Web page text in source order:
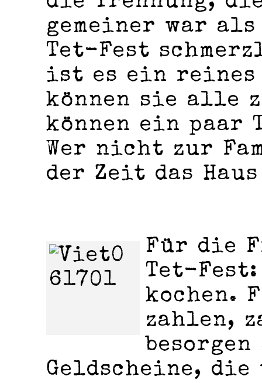
gemeiner war
Tet-Fest
ist es ein reines
können sie alle
können ein paar
Wer nicht zur
der Zeit das
Für die
Tet-Fest:
kochen.
zahlen,
Geldscheine,